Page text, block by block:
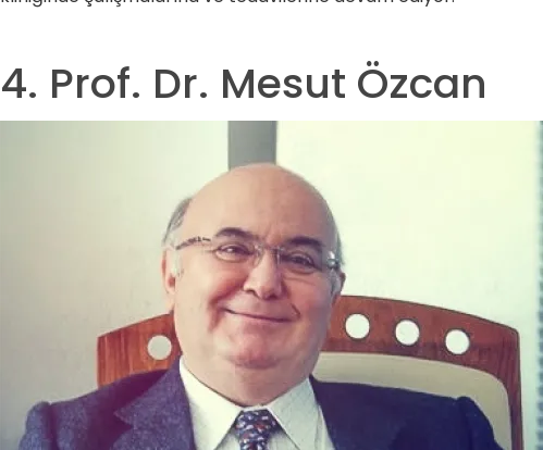
4. Prof. Dr. Mesut Özcan